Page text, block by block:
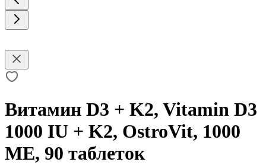
Витамин D3 + K2, Vitamin D3
1000 IU + K2, OstroVit, 1000
МЕ, 90 таблеток